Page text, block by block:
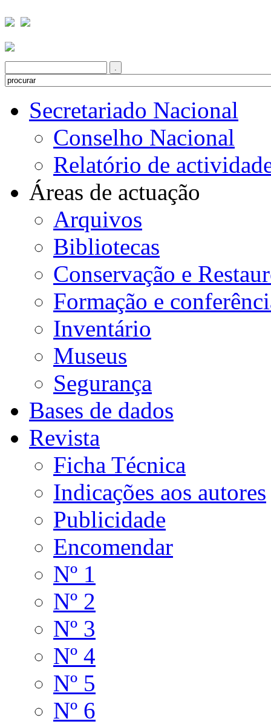
Secretariado Nacional
Conselho Nacional
Relatório de
Áreas de actuação
Arquivos
Bibliotecas
Conservação e
Formação e
Inventário
Museus
Segurança
Bases de dados
Revista
Ficha Técnica
Indicações aos autores
Publicidade
Encomendar
Nº 1
Nº 2
Nº 3
Nº 4
Nº 5
Nº 6